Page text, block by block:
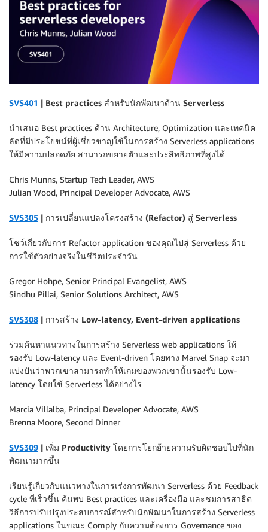
SVS401 | Best practices สำหรับนักพัฒนาด้าน Serverless
นำเสนอ Best practices ด้าน Architecture, Optimization และเทคนิค
ลัดที่มีประโยชน์ที่ผู้เชี่ยวชาญใช้ในการสร้าง Serverless applications
ให้มีความปลอดภัย สามารถขยายตัวและประสิทธิภาพที่สูงได้
Chris Munns, Startup Tech Leader, AWS
Julian Wood, Principal Developer Advocate, AWS
SVS305 | การเปลี่ยนแปลงโครงสร้าง (Refactor) สู่ Serverless
โชว์เกี่ยวกับการ Refactor application ของคุณไปสู่ Serverless ด้วย
การใช้ตัวอย่างจริงในชีวิตประจำวัน
Gregor Hohpe, Senior Principal Evangelist, AWS
Sindhu Pillai, Senior Solutions Architect, AWS
SVS308 | การสร้าง Low-latency, Event-driven applications
ร่วมค้นหาแนวทางในการสร้าง Serverless web applications ให้
รองรับ Low-latency และ Event-driven โดยทาง Marvel Snap จะมา
แบ่งปันว่าพวกเขาสามารถทำให้เกมของพวกเขานั้นรองรับ Low-
latency โดยใช้ Serverless ได้อย่างไร
Marcia Villalba, Principal Developer Advocate, AWS
Brenna Moore, Second Dinner
SVS309 | เพิ่ม Productivity โดยการโยกย้ายความรับผิดชอบไปที่นัก
พัฒนามากขึ้น
เรียนรู้เกี่ยวกับแนวทางในการเร่งการพัฒนา Serverless ด้วย Feedback
cycle ที่เร็วขึ้น ค้นพบ Best practices และเครื่องมือ และชมการสาธิต
วิธีการปรับปรุงประสบการณ์สำหรับนักพัฒนาในการสร้าง Serverless
applications ในขณะ Comply กับความต้องการ Governance ของ